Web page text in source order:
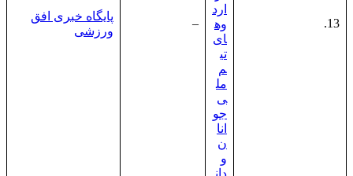
13.
ارد
وه
ای
تی
م
مل
ی
جو
انا
ن
و
دان
–
پایگاه خبری افق
ورزشی